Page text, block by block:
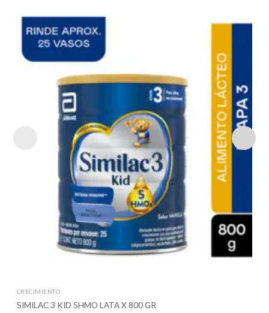
CRECIMIENTO
SIMILAC 3 KID 5HMO LATA X 800 GR